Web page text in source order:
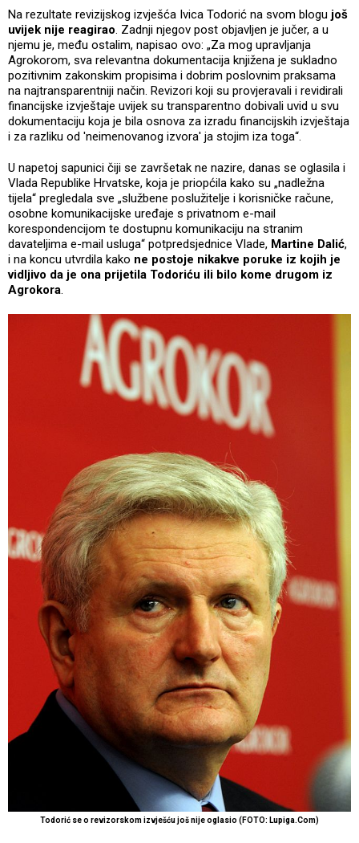
Na rezultate revizijskog izvješća Ivica Todorić na svom blogu još
uvijek nije reagirao. Zadnji njegov post objavljen je jučer, a u
njemu je, među ostalim, napisao ovo: „Za mog upravljanja
Agrokorom, sva relevantna dokumentacija knjižena je sukladno
pozitivnim zakonskim propisima i dobrim poslovnim praksama
na najtransparentniji način. Revizori koji su provjeravali i revidirali
financijske izvještaje uvijek su transparentno dobivali uvid u svu
dokumentaciju koja je bila osnova za izradu financijskih izvještaja
i za razliku od 'neimenovanog izvora' ja stojim iza toga“.
U napetoj sapunici čiji se završetak ne nazire, danas se oglasila i
Vlada Republike Hrvatske, koja je priopćila kako su „nadležna
tijela“ pregledala sve „službene poslužitelje i korisničke račune,
osobne komunikacijske uređaje s privatnom e-mail
korespondencijom te dostupnu komunikaciju na stranim
davateljima e-mail usluga“ potpredsjednice Vlade, Martine Dalić,
i na koncu utvrdila kako ne postoje nikakve poruke iz kojih je
vidljivo da je ona prijetila Todoriću ili bilo kome drugom iz
Agrokora.
Todorić se o revizorskom izvješću još nije oglasio (FOTO: Lupiga.Com)